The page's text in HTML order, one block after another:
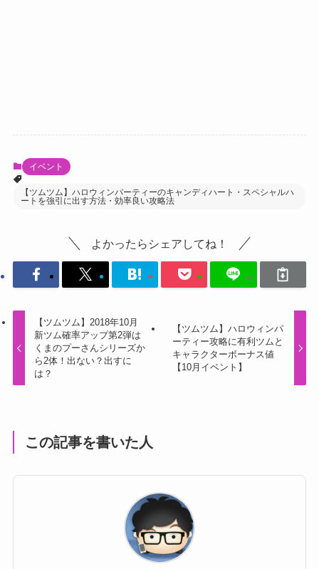
イベント
【ツムツム】ハロウィンパーティーのキャンディハート・スペシャルハ
ートを強引に出す方法・効率良い攻略法
よかったらシェアしてね！
【ツムツム】2018年10月
新ツム確率アップ第2弾は
くまのプーさんシリーズか
ら2体！出ない？出すに
は？
【ツムツム】ハロウィンパ
ーティー攻略に有利ツムと
キャラクターボーナス値
【10月イベント】
この記事を書いた人